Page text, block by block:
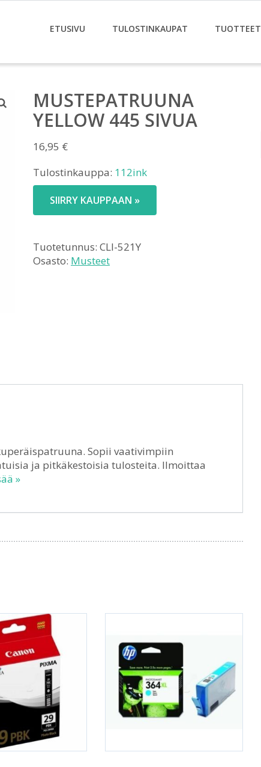
ETUSIVU TULOSTINKAUPAT TUOTTEET
MUSTEPATRUUNA
YELLOW 445 SIVUA
16,95 €
Tulostinkauppa: 112ink
SIIRRY KAUPPAAN »
Tuotetunnus: CLI-521Y
Osasto: Musteet
Sopii vaativimpiin
ja pitkäkestoisia tulosteita. Ilmoittaa
»